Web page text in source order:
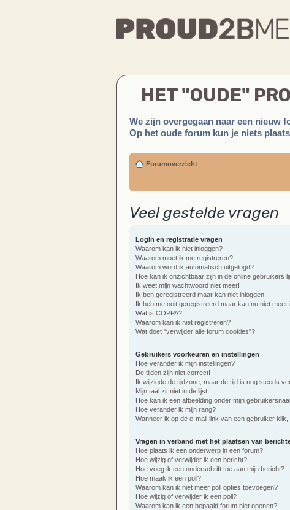
HET "OUDE"
We zijn overgegaan naar een nieuw
Op het oude forum kun je niets
Forumoverzicht
Veel gestelde vragen
Login en registratie vragen
Waarom kan ik niet inloggen?
Waarom moet ik me registreren?
Waarom word ik automatisch uitgelogd?
Hoe kan ik onzichtbaar zijn in de online gebruikers
Ik weet mijn wachtwoord niet meer!
Ik ben geregistreerd maar kan niet inloggen!
Ik heb me ooit geregistreerd maar kan nu niet meer
Wat is COPPA?
Waarom kan ik niet registreren?
Wat doet "verwijder alle forum cookies"?
Gebruikers voorkeuren en instellingen
Hoe verander ik mijn instellingen?
De tijden zijn niet correct!
Ik wijzigde de tijdzone, maar de tijd is nog steeds
Mijn taal zit niet in de lijst!
Hoe kan ik een afbeelding onder mijn
Hoe verander ik mijn rang?
Wanneer ik op de e-mail link van een gebruiker klik,
Vragen in verband met het plaatsen van
Hoe plaats ik een onderwerp in een forum?
Hoe wijzig of verwijder ik een bericht?
Hoe voeg ik een onderschrift toe aan mijn bericht?
Hoe maak ik een poll?
Waarom kan ik niet meer poll opties toevoegen?
Hoe wijzig of verwijder ik een poll?
Waarom kan ik een bepaald forum niet openen?